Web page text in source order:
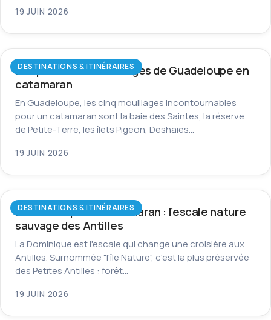
19 JUIN 2026
DESTINATIONS & ITINÉRAIRES
Les plus beaux mouillages de Guadeloupe en
catamaran
En Guadeloupe, les cinq mouillages incontournables
pour un catamaran sont la baie des Saintes, la réserve
de Petite-Terre, les îlets Pigeon, Deshaies…
19 JUIN 2026
DESTINATIONS & ITINÉRAIRES
La Dominique en catamaran : l’escale nature
sauvage des Antilles
La Dominique est l'escale qui change une croisière aux
Antilles. Surnommée "l'île Nature", c'est la plus préservée
des Petites Antilles : forêt…
19 JUIN 2026